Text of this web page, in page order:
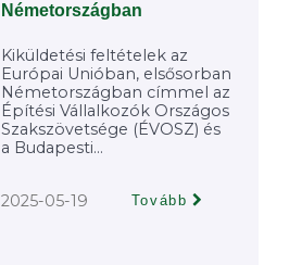
Németországban
Kiküldetési feltételek az
Európai Unióban, elsősorban
Németországban címmel az
Építési Vállalkozók Országos
Szakszövetsége (ÉVOSZ) és
a Budapesti...
2025-05-19 Tovább